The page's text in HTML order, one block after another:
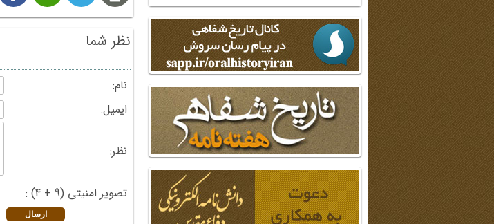
نظر شما
نام:
ایمیل:
نظر:
تصویر امنیتی (9 + 4) :